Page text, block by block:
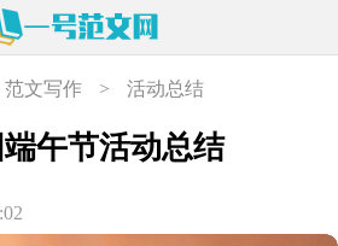
范文写作 > 活动总结
午节活动总结